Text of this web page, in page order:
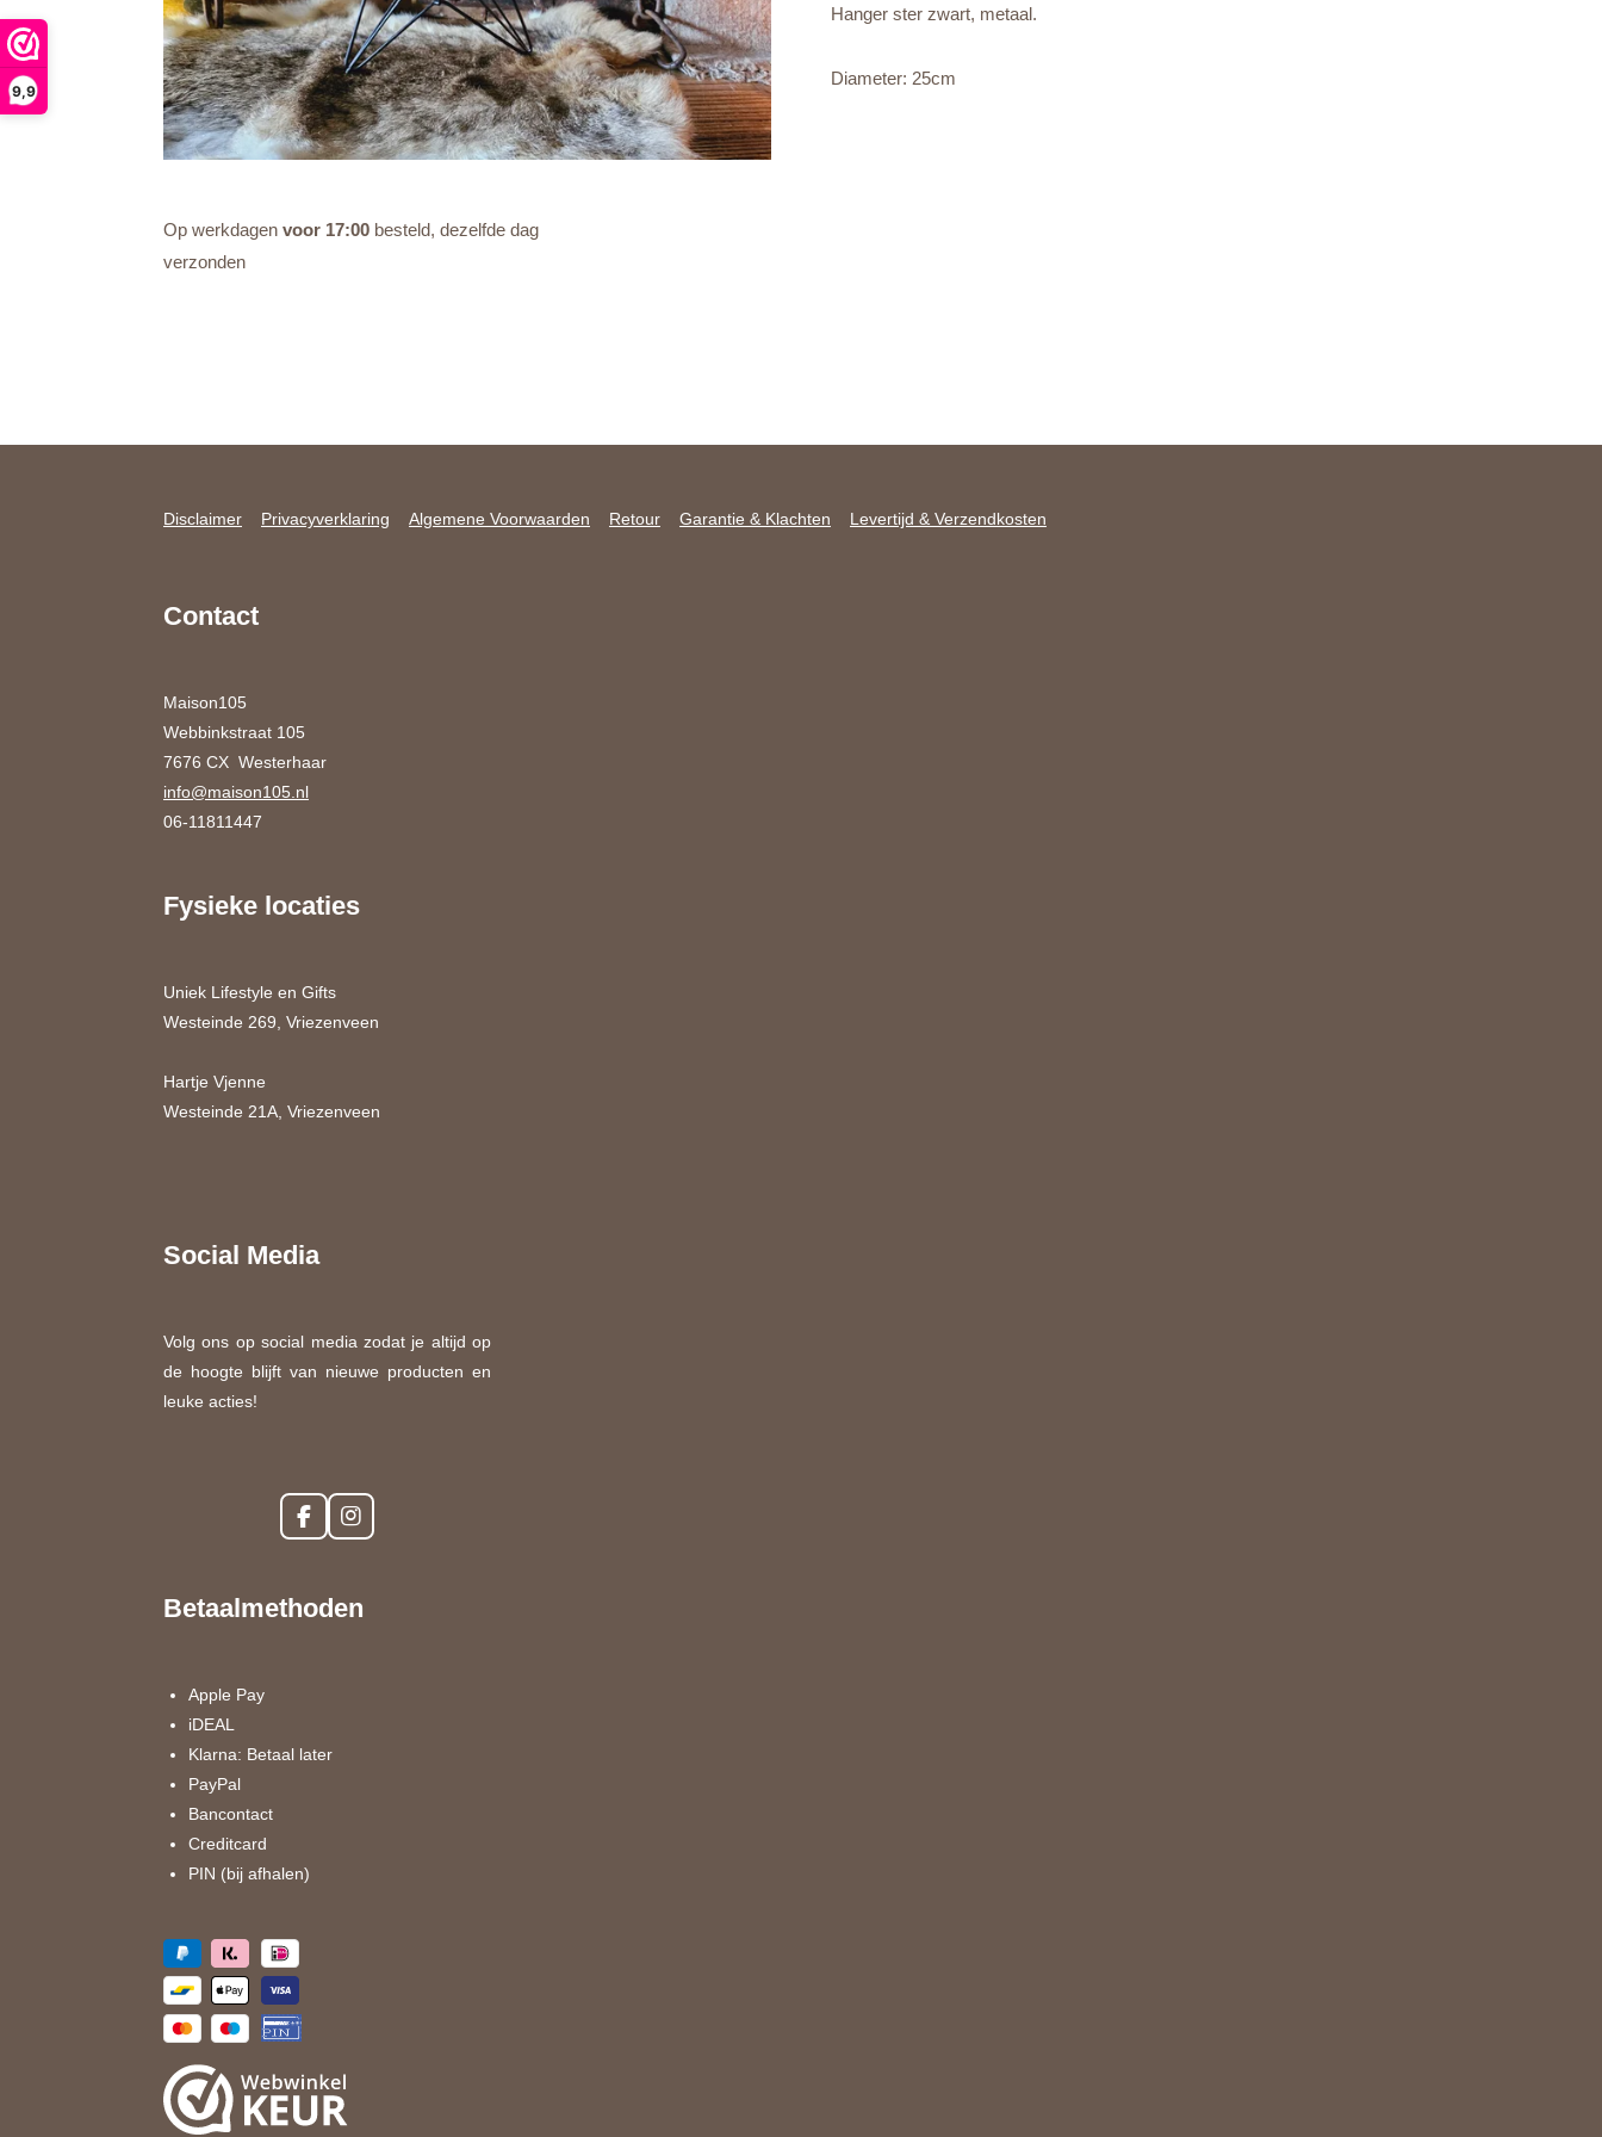
9,9
Hanger ster zwart, metaal.
Diameter: 25cm
Op werkdagen voor 17:00 besteld, dezelfde dag
verzonden
Disclaimer Privacyverklaring Algemene Voorwaarden Retour Garantie & Klachten Levertijd & Verzendkosten
Contact
Maison105
Webbinkstraat 105
7676 CX Westerhaar
info@maison105.nl
06-11811447
Fysieke locaties
Uniek Lifestyle en Gifts
Westeinde 269, Vriezenveen
Hartje Vjenne
Westeinde 21A, Vriezenveen
Social Media
Volg ons op social media zodat je altijd op
de hoogte blijft van nieuwe producten en
leuke acties!
F
a
b
I
n
a
Betaalmethoden
Apple Pay
iDEAL
Klarna: Betaal later
PayPal
Bancontact
Creditcard
PIN (bij afhalen)